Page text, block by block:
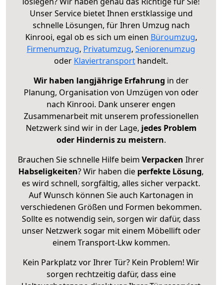
Unser Service bietet Ihnen erstklassige und
schnelle Lösungen, für Ihren Umzug nach
Kinrooi, egal ob es sich um einen Büroumzug,
Firmenumzug, Privatumzug, Seniorenumzug
oder Klaviertransport handelt.
Wir haben langjährige Erfahrung in der
Planung, Organisation von Umzügen von oder
nach Kinrooi. Dank unserer engen
Zusammenarbeit mit unserem professionellen
Netzwerk sind wir in der Lage, jedes Problem
oder Hindernis zu meistern.
Brauchen Sie schnelle Hilfe beim Verpacken Ihrer
Habseligkeiten? Wir haben die perfekte Lösung,
es wird schnell, sorgfältig, alles sicher verpackt.
Auf Wunsch können Sie auch Kartonagen in
verschiedenen Größen und Formen bekommen.
Sollte es notwendig sein, sorgen wir dafür, dass
unser Netzwerk sogar mit einem Möbellift oder
einem Transport-Lkw kommen.
Kein Parkplatz vor Ihrer Tür? Kein Problem! Wir
sorgen rechtzeitig dafür, dass eine